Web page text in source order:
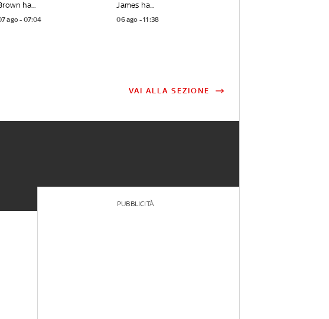
ha...
ago - 07:04
James ha...
06 ago - 11:38
VAI ALLA SEZIONE
PUBBLICITÀ